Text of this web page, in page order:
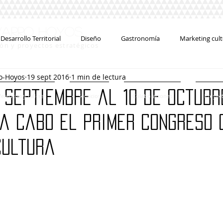
y talleres Servicios Colaboraciones
Desarrollo Territorial Diseño Gastronomía Marketing
Convocatorias Entrevistas
Creatividad
septiembre al 10 de
cabo el primer congreso
Hoyos 19 sept 2016 1 min de lectura